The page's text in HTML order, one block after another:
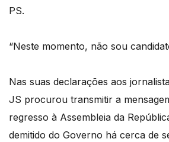
PS.
“Neste momento, não sou
Nas suas declarações aos
JS procurou transmitir a
regresso à Assembleia da
demitido do Governo há cerca de